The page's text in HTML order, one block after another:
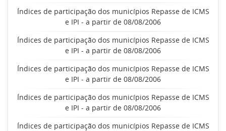
Índices de participação dos municípios Repasse de ICMS
e IPI - a partir de 08/08/2006
Índices de participação dos municípios Repasse de ICMS
e IPI - a partir de 08/08/2006
Índices de participação dos municípios Repasse de ICMS
e IPI - a partir de 08/08/2006
Índices de participação dos municípios Repasse de ICMS
e IPI - a partir de 08/08/2006
Índices de participação dos municípios Repasse de ICMS